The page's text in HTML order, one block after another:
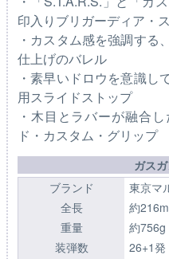
印入りブリガーディア・
・カスタム感を強調する
仕上げのバレル
・素早いドロウを意識し
用スライドストップ
・木目とラバーが融合
ド・カスタム・グリップ
ガス
ブランド
東京マ
全長
約
重量
約756g
装弾数
26+1発